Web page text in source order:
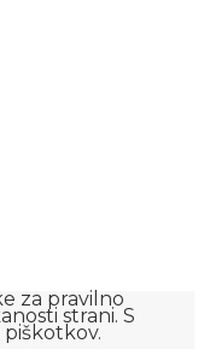
za pravilno
strani. S